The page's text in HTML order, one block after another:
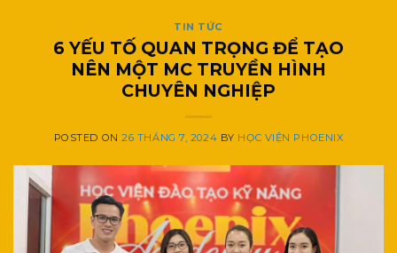
TIN TỨC
6 YẾU TỐ QUAN TRỌNG ĐỂ TẠO
NÊN MỘT MC TRUYỀN HÌNH
CHUYÊN NGHIỆP
POSTED ON26 THÁNG 7, 2024 BY HỌC VIỆN PHOENIX